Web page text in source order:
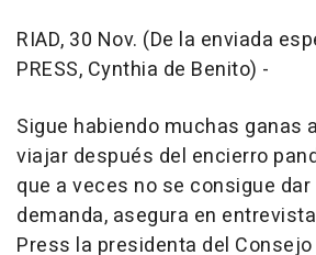
RIAD, 30 Nov. (De la enviada
PRESS, Cynthia de Benito) -
Sigue habiendo muchas ganas
viajar después del encierro
que a veces no se consigue
demanda, asegura en
Press la presidenta del